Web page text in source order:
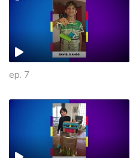
ep. 7